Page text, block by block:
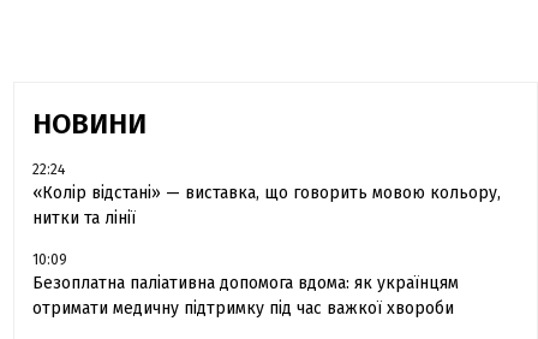
НОВИНИ
22:24
«Колір відстані» — виставка, що говорить мовою кольору,
нитки та лінії
10:09
Безоплатна паліативна допомога вдома: як українцям
отримати медичну підтримку під час важкої хвороби